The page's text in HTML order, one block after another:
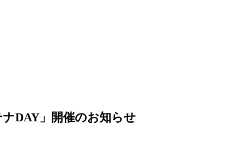
DAY」開催のお知らせ